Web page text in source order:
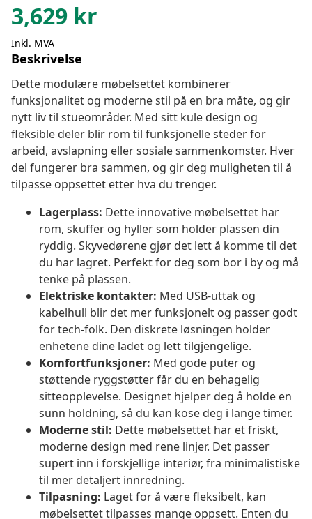
3,629 kr
Inkl. MVA
Beskrivelse
Dette modulære møbelsettet kombinerer
funksjonalitet og moderne stil på en bra måte, og gir
nytt liv til stueområder. Med sitt kule design og
fleksible deler blir rom til funksjonelle steder for
arbeid, avslapning eller sosiale sammenkomster. Hver
del fungerer bra sammen, og gir deg muligheten til å
tilpasse oppsettet etter hva du trenger.
Lagerplass: Dette innovative møbelsettet har
rom, skuffer og hyller som holder plassen din
ryddig. Skyvedørene gjør det lett å komme til det
du har lagret. Perfekt for deg som bor i by og må
tenke på plassen.
Elektriske kontakter: Med USB-uttak og
kabelhull blir det mer funksjonelt og passer godt
for tech-folk. Den diskrete løsningen holder
enhetene dine ladet og lett tilgjengelige.
Komfortfunksjoner: Med gode puter og
støttende ryggstøtter får du en behagelig
sitteopplevelse. Designet hjelper deg å holde en
sunn holdning, så du kan kose deg i lange timer.
Moderne stil: Dette møbelsettet har et friskt,
moderne design med rene linjer. Det passer
supert inn i forskjellige interiør, fra minimalistiske
til mer detaljert innredning.
Tilpasning: Laget for å være fleksibelt, kan
møbelsettet tilpasses mange oppsett. Enten du